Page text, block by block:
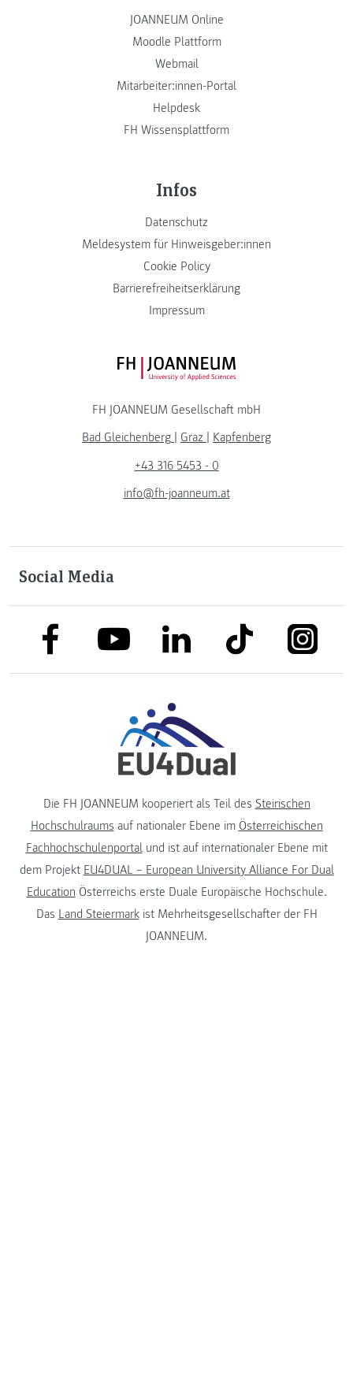
JOANNEUM Online
Moodle Plattform
Webmail
Mitarbeiter:innen-Portal
Helpdesk
FH Wissensplattform
Infos
Datenschutz
Meldesystem für Hinweisgeber:innen
Cookie Policy
Barrierefreiheitserklärung
Impressum
FH JOANNEUM Logo
FH JOANNEUM Gesellschaft mbH
Bad Gleichenberg
Graz
Kapfenberg
+43 316 5453 - 0
info@fh-joanneum.at
Social Media
link to facebooklink to youtubelink to linkedinlink to tiktok
Die FH JOANNEUM kooperiert als Teil des Steirischen
Hochschulraums auf nationaler Ebene im Österreichischen
Fachhochschulenportalund ist auf internationaler Ebene mit
dem Projekt EU4DUAL – European University Alliance For Dual
Education Österreichs erste Duale Europäische Hochschule.
Das Land Steiermarkist Mehrheitsgesellschafter der FH
JOANNEUM.